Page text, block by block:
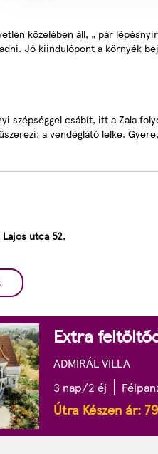
közelében áll, „ pár
Jó kiindulópont a környék
szépséggel csábít, itt a Zala
a vendéglátó lelke.
utca 52.
Extra
ADMIRÁL VILLA
3 nap/2 éj
Útra Készen ár: